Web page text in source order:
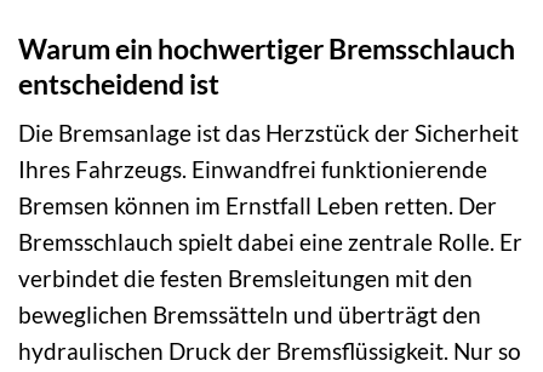
Warum ein hochwertiger Bremsschlauch
entscheidend ist
Die Bremsanlage ist das Herzstück der Sicherheit
Ihres Fahrzeugs. Einwandfrei funktionierende
Bremsen können im Ernstfall Leben retten. Der
Bremsschlauch spielt dabei eine zentrale Rolle. Er
verbindet die festen Bremsleitungen mit den
beweglichen Bremssätteln und überträgt den
hydraulischen Druck der Bremsflüssigkeit. Nur so